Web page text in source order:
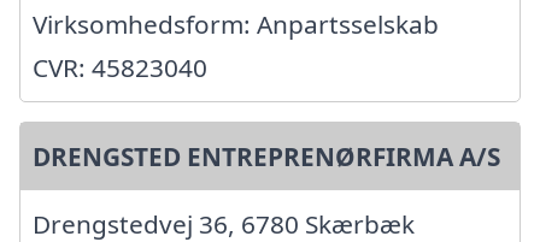
Virksomhedsform: Anpartsselskab
CVR: 45823040
DRENGSTED ENTREPRENØRFIRMA A/S
Drengstedvej 36, 6780 Skærbæk